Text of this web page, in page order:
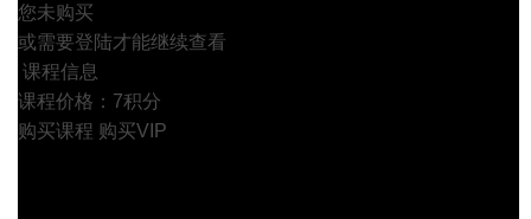
您未购买
或需要登陆才能继续查看
课程信息
课程价格：7积分
购买课程 购买VIP